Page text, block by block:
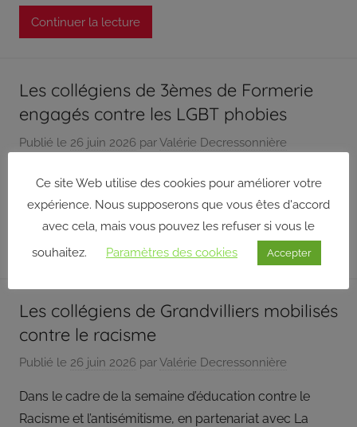
l’OisContinuer la lecture
Les collégiens de 3èmes de Formerie
engagés contre les LGBT phobies
Publié le 26 juin 2026 parValérie Decressonnière
Dans le cadre de la journée mondiale de lutte contre
l’homophobie (17 mai), et le soutien de la DILCRAH, 56
Les collégiens de Grandvilliers mobilisés
contre le racisme
Publié le 26 juin 2026 parValérie Decressonnière
Dans le cadre de la semaine d’éducation contre le
Racisme et l’antisémitisme, en partenariat avec La
Ce site Web utilise des cookies pour améliorer votre
expérience. Nous supposerons que vous êtes d'accord
avec cela, mais vous pouvez les refuser si vous le
souhaitez.
Paramètres des cookies Accepter